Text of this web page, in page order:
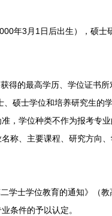
3月1日后出生），硕士
的最高学历、学位证书所
硕士学位和培养研究生的
，学位种类不作为报考专
称、主要课程、研究方向
士学位教育的通知》（教
条件的予以认定。